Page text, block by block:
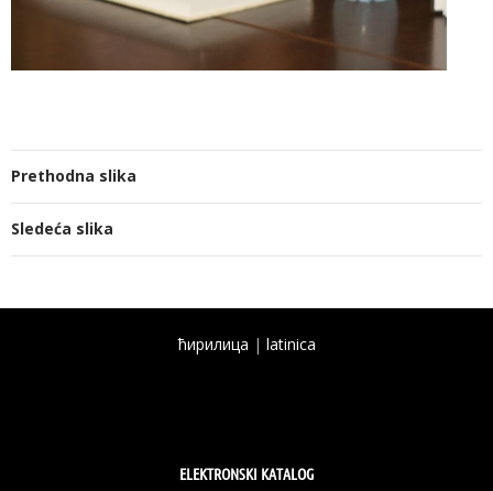
Prethodna slika
Sledeća slika
ћирилица | latinica
ELEKTRONSKI KATALOG